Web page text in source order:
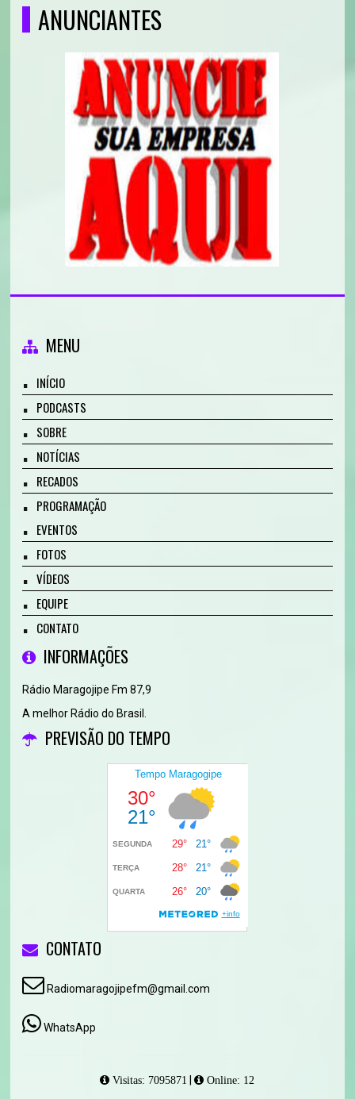
ANUNCIANTES
MENU
INÍCIO
PODCASTS
SOBRE
NOTÍCIAS
RECADOS
PROGRAMAÇÃO
EVENTOS
FOTOS
VÍDEOS
EQUIPE
CONTATO
INFORMAÇÕES
Rádio Maragojipe Fm 87,9
A melhor Rádio do Brasil.
PREVISÃO DO TEMPO
CONTATO
Radiomaragojipefm@gmail.com
WhatsApp
Visitas: 7095871 | Online: 12